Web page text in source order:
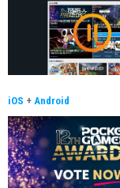
iOS + Android